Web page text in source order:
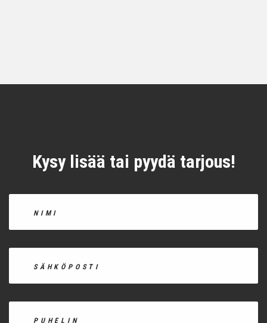
Kysy lisää tai pyydä tarjous!